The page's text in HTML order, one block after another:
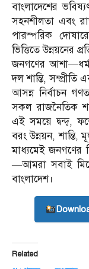
বাংলাদেশের
সহনশীলতা এবং
পারস্পরিক
ভিত্তিতে উন্নয়নের
জনগণের
দল শান্তি, সম্প্রীতি
আসন্ন নির্বাচন
সকল রাজনৈতিক
এই সময়ে দ্বন্দ্ব,
বরং উন্নয়ন, শান্তি,
মাধ্যমেই জনগণের
—আমরা সবাই
বাংলাদেশ।
Related